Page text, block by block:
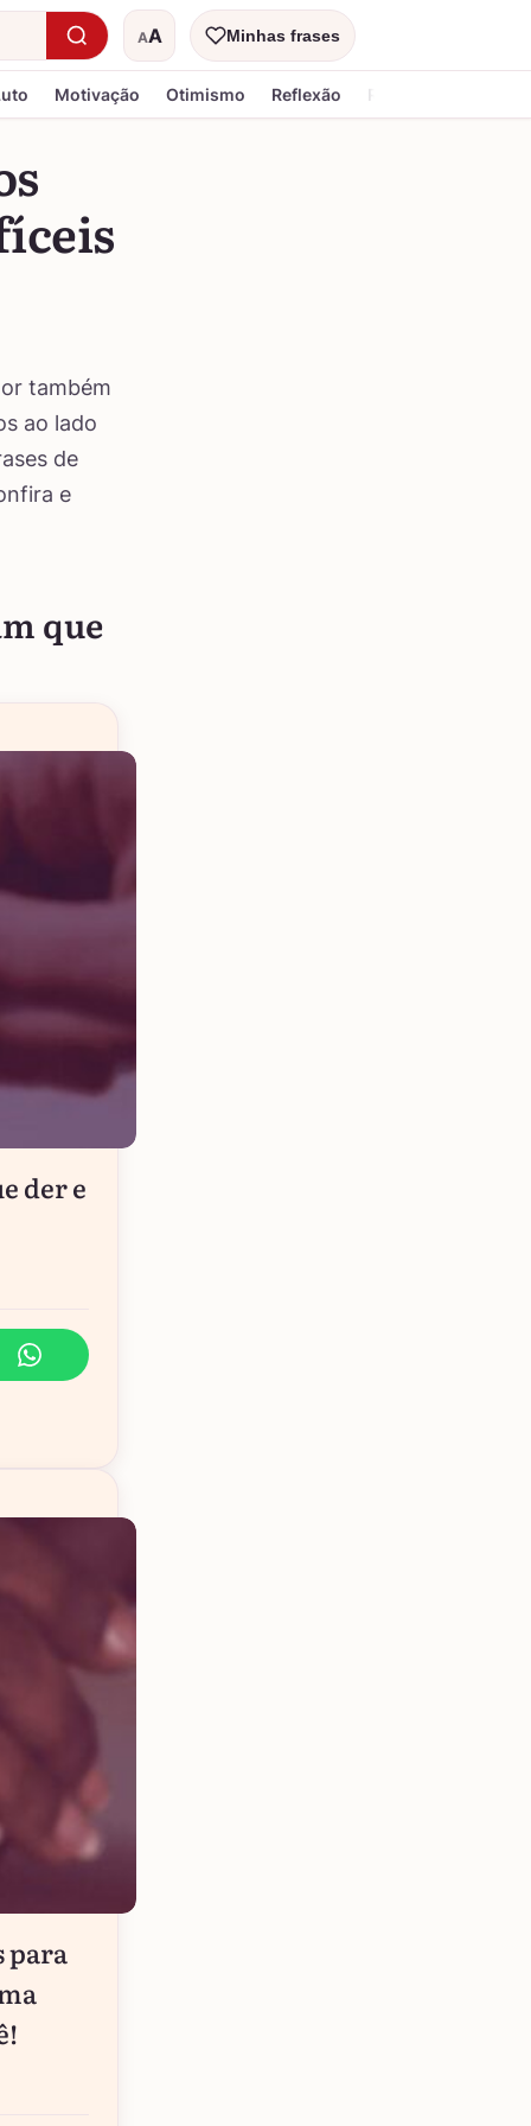
AA
Tamanho do textoMinhas frases
Motivação Otimismo Reflexão Religiosa
também
ao lado
de
e
que
der e
para